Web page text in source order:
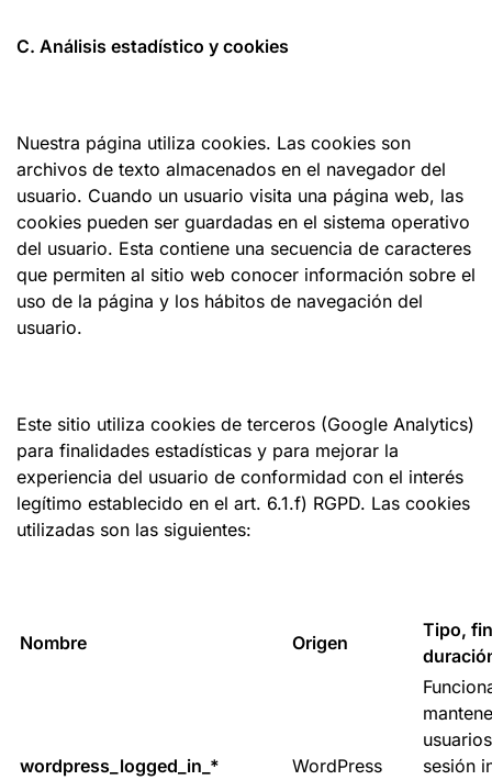
C. Análisis estadístico y cookies
Nuestra página utiliza cookies. Las cookies son
archivos de texto almacenados en el navegador del
usuario. Cuando un usuario visita una página web, las
cookies pueden ser guardadas en el sistema operativo
del usuario. Esta contiene una secuencia de caracteres
que permiten al sitio web conocer información sobre el
uso de la página y los hábitos de navegación del
usuario.
Este sitio utiliza cookies de terceros (Google Analytics)
para finalidades estadísticas y para mejorar la
experiencia del usuario de conformidad con el interés
legítimo establecido en el art. 6.1.f) RGPD. Las cookies
utilizadas son las siguientes:
Nombre Origen
Tipo,
wordpress_logged_in_* WordPress
sesión